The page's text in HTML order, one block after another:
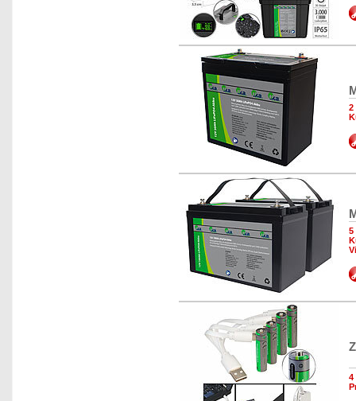
2
5
4